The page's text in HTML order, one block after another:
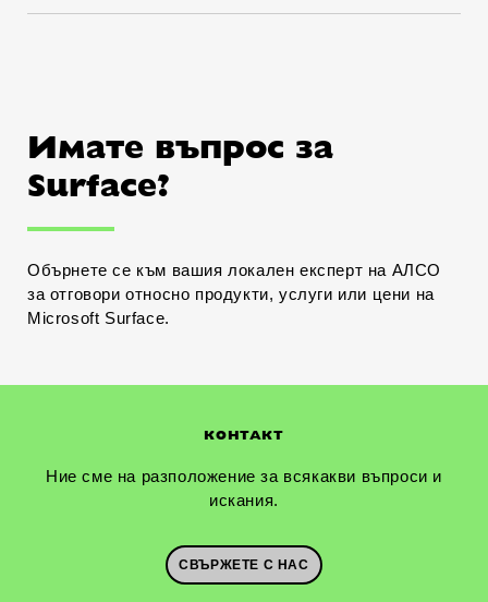
Имате въпрос за
Surface?
Обърнете се към вашия локален експерт на АЛСО
за отговори относно продукти, услуги или цени на
Microsoft Surface.
КОНТАКТ
Ние сме на разположение за всякакви въпроси и
искания.
СВЪРЖЕТЕ С НАС